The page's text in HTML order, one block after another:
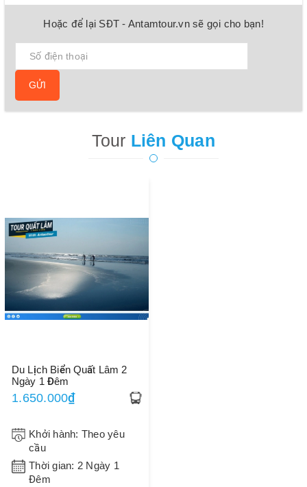
Hoặc để lại SĐT - Antamtour.vn sẽ gọi cho bạn!
GỬI
Tour Liên Quan
Du Lịch Biển Quất Lâm 2
Ngày 1 Đêm
1.650.000₫
Khởi hành: Theo yêu
cầu
Thời gian: 2 Ngày 1
Đêm